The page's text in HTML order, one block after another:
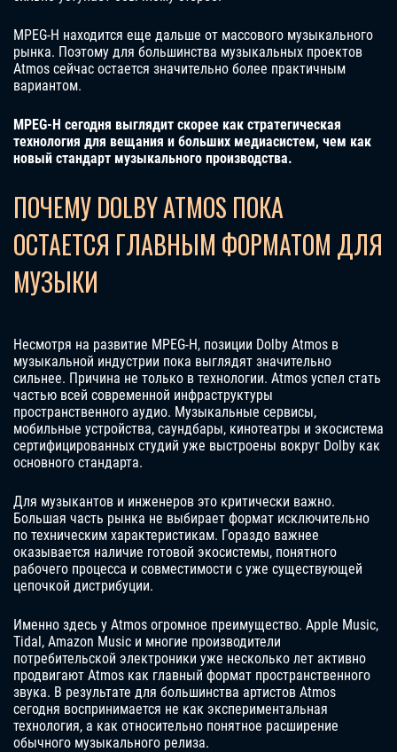
MPEG-H находится еще дальше от массового музыкального
рынка. Поэтому для большинства музыкальных проектов
Atmos сейчас остается значительно более практичным
вариантом.
MPEG-H сегодня выглядит скорее как стратегическая
технология для вещания и больших медиасистем, чем как
новый стандарт музыкального производства.
ПОЧЕМУ DOLBY ATMOS ПОКА
ОСТАЕТСЯ ГЛАВНЫМ ФОРМАТОМ ДЛЯ
МУЗЫКИ
Несмотря на развитие MPEG-H, позиции Dolby Atmos в
музыкальной индустрии пока выглядят значительно
сильнее. Причина не только в технологии. Atmos успел стать
частью всей современной инфраструктуры
пространственного аудио. Музыкальные сервисы,
мобильные устройства, саундбары, кинотеатры и экосистема
сертифицированных студий уже выстроены вокруг Dolby как
основного стандарта.
Для музыкантов и инженеров это критически важно.
Большая часть рынка не выбирает формат исключительно
по техническим характеристикам. Гораздо важнее
оказывается наличие готовой экосистемы, понятного
рабочего процесса и совместимости с уже существующей
цепочкой дистрибуции.
Именно здесь у Atmos огромное преимущество. Apple Music,
Tidal, Amazon Music и многие производители
потребительской электроники уже несколько лет активно
продвигают Atmos как главный формат пространственного
звука. В результате для большинства артистов Atmos
сегодня воспринимается не как экспериментальная
технология, а как относительно понятное расширение
обычного музыкального релиза.